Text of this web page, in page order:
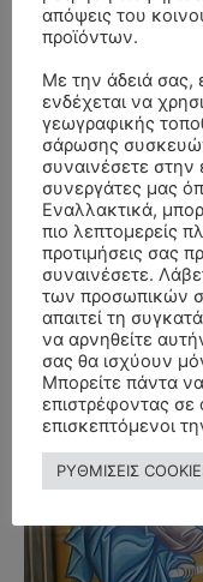
απόψεις του
προϊόντων.
Με την άδειά σας,
ενδέχεται να
γεωγραφικής
σάρωσης
συναινέσετε στην
συνεργάτες μας
Εναλλακτικά,
πιο λεπτομερείς
προτιμήσεις σας
συναινέσετε.
των προσωπικών
απαιτεί τη
να αρνηθείτε
σας θα ισχύουν
Μπορείτε πάντα
επιστρέφοντας σε
επισκεπτόμενοι
ΡΥΘΜΙΣΕΙΣ